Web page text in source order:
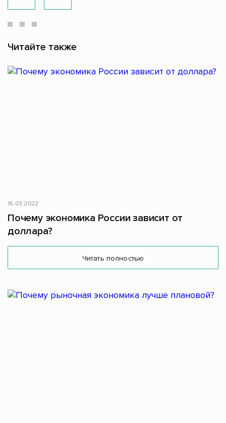
Читайте также
16.03.2022
Почему экономика России зависит от
доллара?
Читать полностью